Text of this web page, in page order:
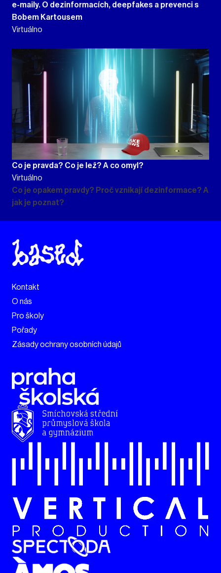
e-maily. O dezinformacích, deepfakes a prevenci s
Bobem Kartousem
Virtuálno
Co je pravda? Co je lež? A co omyl?
Virtuálno
Co je opakem pravdy? Proč vznikají dezinformace? A
jak je poznat?
Kontakt
O nás
Pro školy
Pořady
Zásady ochrany osobních údajů